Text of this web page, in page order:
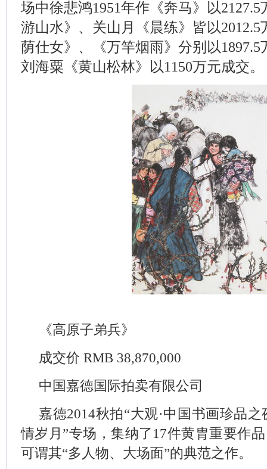
场中徐悲鸿1951年作《奔马》以
游山水》、关山月《晨练》皆以
荫仕女》、《万竿烟雨》分别以1897.5
刘海粟《黄山松林》以1150万元成交。
《高原子弟兵》
成交价 RMB 38,870,000
中国嘉德国际拍卖有限公司
嘉德2014秋拍“大观·中国书画珍品
情岁月”专场，集纳了17件黄胄重要作
可谓其“多人物、大场面”的典范之作。